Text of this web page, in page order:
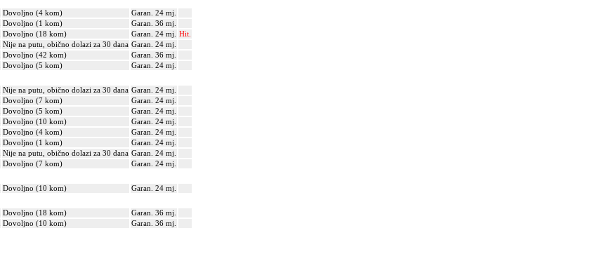
Dovoljno (4 kom)
Garan. 24 mj.
Dovoljno (1 kom)
Garan. 36 mj.
Dovoljno (18 kom) Garan. 24 mj.
Hit.
Nije na putu, obično dolazi za 30 dana Garan. 24 mj.
Dovoljno (42 kom)
Garan. 36 mj.
Dovoljno (5 kom)
Garan. 24 mj.
Nije na putu, obično dolazi za 30 dana Garan. 24 mj.
Dovoljno (7 kom)
Garan. 24 mj.
Dovoljno (5 kom)
Garan. 24 mj.
Dovoljno (10 kom)
Garan. 24 mj.
Dovoljno (4 kom)
Garan. 24 mj.
Dovoljno (1 kom)
Garan. 24 mj.
Nije na putu, obično dolazi za 30 dana Garan. 24 mj.
Dovoljno (7 kom)
Garan. 24 mj.
Dovoljno (10 kom)
Garan. 24 mj.
Dovoljno (18 kom)
Garan. 36 mj.
Dovoljno (10 kom)
Garan. 36 mj.